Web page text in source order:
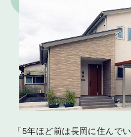
「5年ほど前は長岡に住んで